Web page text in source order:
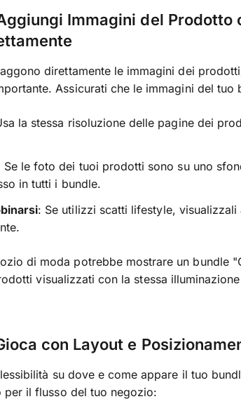
Immagini del Prodotto
direttamente le immagini dei
Assicurati che le immagini del tuo
la stessa risoluzione delle pagine dei
Se le foto dei tuoi prodotti sono su uno
in tutti i bundle.
: Se utilizzi scatti lifestyle, visualizzali
di moda potrebbe mostrare un bundle
visualizzati con la stessa
con Layout e
su dove e come appare il tuo
per il flusso del tuo negozio: